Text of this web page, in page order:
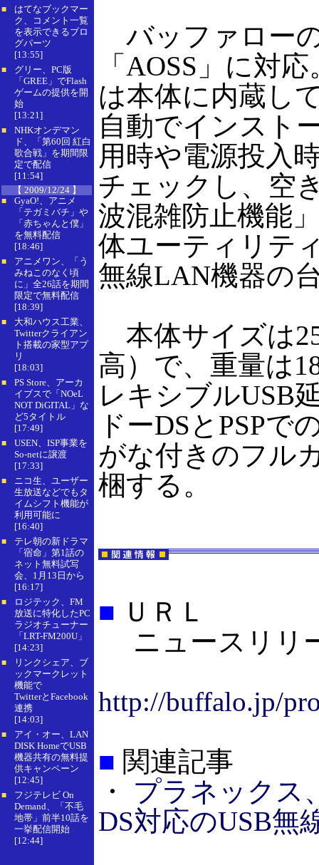
■
はてなブックマー
ク、コメント一覧
を表示できるブロ
グパーツ
[13:55]
■
グリー、PC版
「GREE」でFlash
ゲームの提供を開
始
[13:21]
■
NHKオンデマン
ド、「第60回 紅白
歌合戦」を期間限
定で配信
[11:54]
【 2009/12/24 】
■
GyaO!、アニメ
「テガミバチ」や
「赤ちゃんと僕」
を無料配信
[18:46]
■
アニメワン、「う
みねこのなく頃
に」全26話を期間
限定で無料配信
[18:39]
■
大和ハウス工業、
Twitterクライアン
ト搭載の家型アプ
リ
[18:03]
■
PS Store、アーカ
イブスで「NOeL
NOT DiGITAL」な
ど5タイトル
[17:49]
■
USEN、ISP事業を
So-netに譲渡
[17:33]
■
ニコ生、ユーザー
生放送などでもタ
イムシフト機能が
利用可能に
[16:40]
■
テレ朝の新ドラマ
「宿命」第1話の
ネット無料試写
会、1月13日から
[16:17]
■
ロジテック、FM
放送に特化したPC
ラジオチューナー
「LRT-FM200U」
[14:23]
■
リンクシェア、ブ
ックマークレット
機能で
TwitterとFacebook
連携
[14:03]
■
アイ・オー、LAN
DISK HomeでUSB
機器共有の無料提
供キャンペーン
[12:45]
■
フジテレビ On
Demand、「不毛
地帯」前半10話を
一挙配信開始
[12:44]
バッファロー
「AOSS」に対
は本体に内蔵し
自動でインスト
用時や電源投入
チェックし、空
波混雑防止機能
体ユーティリテ
無線LAN機器の
本体サイズは
高）で、重量は
レキシブルUSB
ドーDSとPSPで
がな付きのフル
梱する。
■ ＵＲＬ
ニュースリリ
http://buffalo.jp/
■ 関連記事
・ プラネックス
DS対応のUSB無